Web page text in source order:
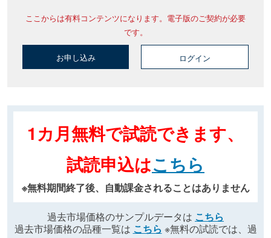
ここからは有料コンテンツになります。電子版のご契約が必要
です。
お申し込み ログイン
1カ月無料で試読できます、
試読申込はこちら
※無料期間終了後、自動課金されることはありません
過去市場価格のサンプルデータは こちら
過去市場価格の品種一覧は こちら ※無料の試読では、過